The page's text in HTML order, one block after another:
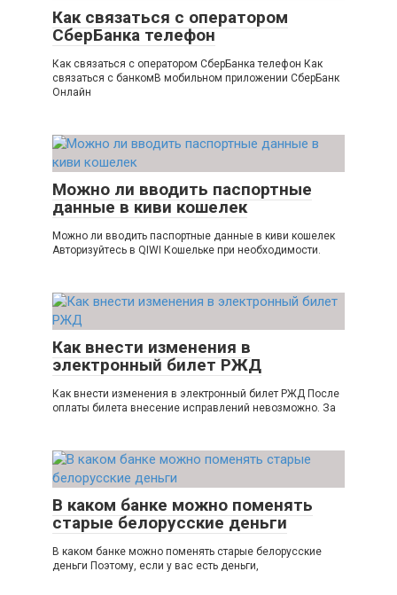
Как связаться с оператором
СберБанка телефон
Как связаться с оператором СберБанка телефон Как
связаться с банкомВ мобильном приложении СберБанк
Онлайн
Можно ли вводить паспортные
данные в киви кошелек
Можно ли вводить паспортные данные в киви кошелек
Авторизуйтесь в QIWI Кошельке при необходимости.
Как внести изменения в
электронный билет РЖД
Как внести изменения в электронный билет РЖД После
оплаты билета внесение исправлений невозможно. За
В каком банке можно поменять
старые белорусские деньги
В каком банке можно поменять старые белорусские
деньги Поэтому, если у вас есть деньги,